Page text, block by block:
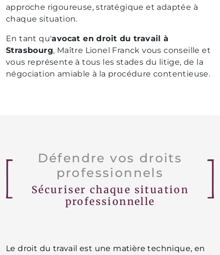
approche rigoureuse, stratégique et adaptée à
chaque situation.
En tant qu'avocat en droit du travail à
Strasbourg, Maître Lionel Franck vous conseille et
vous représente à tous les stades du litige, de la
négociation amiable à la procédure contentieuse.
Défendre vos droits
professionnels
Sécuriser chaque situation
professionnelle
Le droit du travail est une matière technique, en